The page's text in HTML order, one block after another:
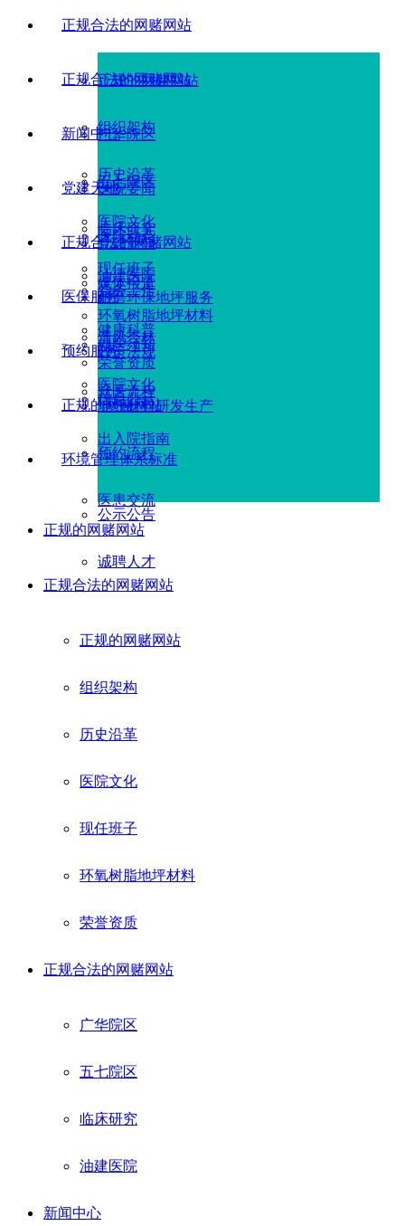
正规合法的网赌网站
正规的网赌网站
组织架构
历史沿革
医院文化
现任班子
环氧树脂地坪材料
荣誉资质
正规合法的网赌网站
广华院区
五七院区
临床研究
油建医院
新闻中心
医院要闻
医院动态
媒体报道
健康科普
党建天地
党建新闻
党务工作
清风杏林
医院文化
正规合法的网赌网站
耐磨环保地坪服务
就医须知
就医流程
出入院指南
医保服务
政策法规
信息公示
预约服务
地坪材料研发生产
预约流程
医患交流
正规的网赌网站
环境管理体系标准
公示公告
诚聘人才
正规的网赌网站
正规合法的网赌网站
正规的网赌网站
组织架构
历史沿革
医院文化
现任班子
环氧树脂地坪材料
荣誉资质
正规合法的网赌网站
广华院区
五七院区
临床研究
油建医院
新闻中心